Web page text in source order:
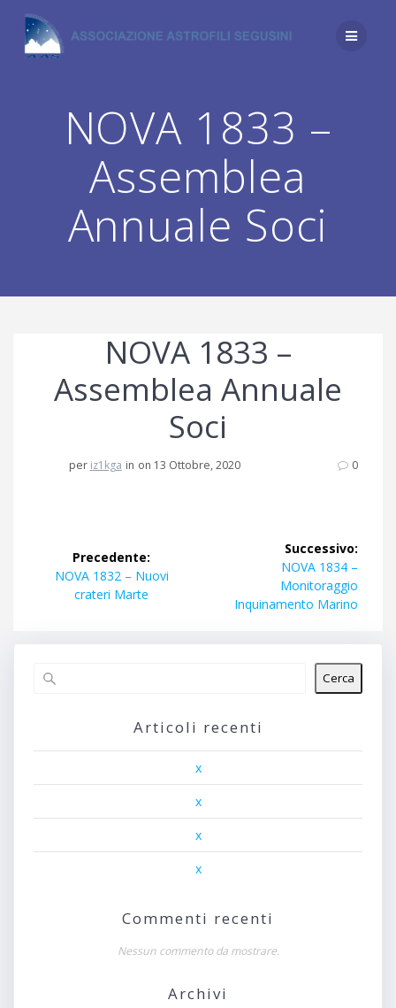
contenuto
NOVA 1833 –
Assemblea
Annuale Soci
NOVA 1833 –
Assemblea Annuale
Soci
per iz1kga in on 13 Ottobre, 2020 0
articoliPrecedente:
Articolo
precedente:
NOVA 1832 – Nuovi
crateri Marte
Successivo:
Articolo
successivo:
NOVA 1834 –
Monitoraggio
Inquinamento Marino
Cerca
Articoli recenti
x
x
x
x
Commenti recenti
Nessun commento da mostrare.
Archivi